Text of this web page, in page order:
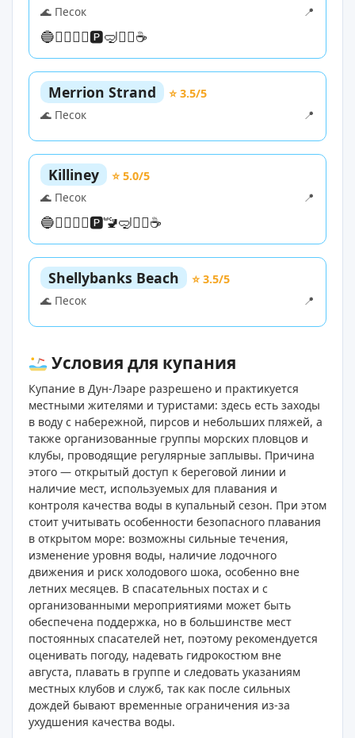
🌊 Песок 📍
🔵🏊‍♀️🏄‍♀️🅿️🤿🏄‍♀️☕
Merrion Strand
⭐ 3.5/5
🌊 Песок
📍
Killiney
⭐ 5.0/5
🌊 Песок
📍
🔵🏊‍♀️🏄‍♀️🅿️🚾🤿🏄‍♀️☕
Shellybanks Beach
⭐ 3.5/5
🌊 Песок
📍
Условия для купания
Купание в Дун-Лэаре разрешено и практикуется
местными жителями и туристами: здесь есть заходы
в воду с набережной, пирсов и небольших пляжей, а
также организованные группы морских пловцов и
клубы, проводящие регулярные заплывы. Причина
этого — открытый доступ к береговой линии и
наличие мест, используемых для плавания и
контроля качества воды в купальный сезон. При этом
стоит учитывать особенности безопасного плавания
в открытом море: возможны сильные течения,
изменение уровня воды, наличие лодочного
движения и риск холодового шока, особенно вне
летних месяцев. В спасательных постах и с
организованными мероприятиями может быть
обеспечена поддержка, но в большинстве мест
постоянных спасателей нет, поэтому рекомендуется
оценивать погоду, надевать гидрокостюм вне
августа, плавать в группе и следовать указаниям
местных клубов и служб, так как после сильных
дождей бывают временные ограничения из‑за
ухудшения качества воды.